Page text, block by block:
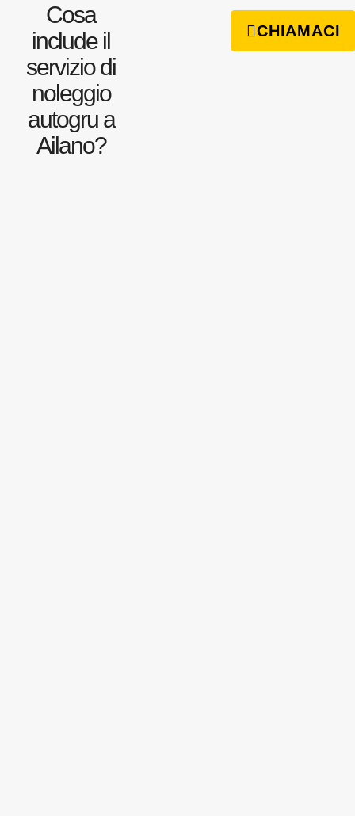
Cosa
include il
servizio di
noleggio
autogru a
Ailano?
CHIAMACI